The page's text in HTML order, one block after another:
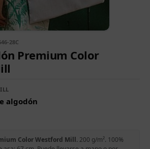
28C
Premium Color
algodón
Color Westford Mill. 200 g/m². 100%